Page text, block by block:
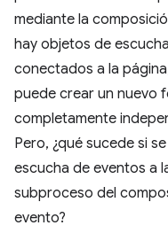
mediante la
hay objetos de
conectados a la
puede crear un nuevo
completamente
Pero, ¿qué sucede si
escucha de eventos a
subproceso del
evento?